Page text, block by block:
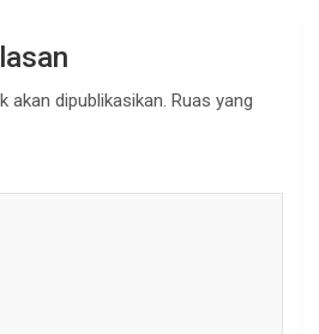
akan dipublikasikan. Ruas yang